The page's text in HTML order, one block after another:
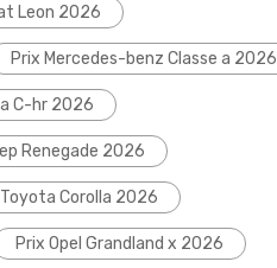
Leon 2026
Prix Mercedes-benz Classe a 2026
C-hr 2026
Renegade 2026
Corolla 2026
Prix Opel Grandland x 2026